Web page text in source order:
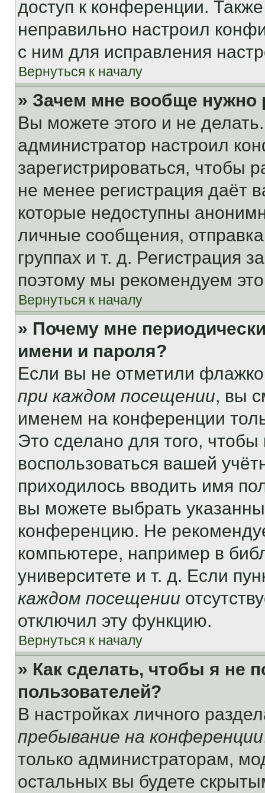
доступ к конференции.
неправильно настроил
с ним для исправления
Вернуться к началу
» Зачем мне вообще нужно
Вы можете этого и не
администратор настроил
зарегистрироваться, чтобы
не менее регистрация даёт
которые недоступны
личные сообщения,
группах и т. д. Регистрация
поэтому мы рекомендуем
Вернуться к началу
» Почему мне
имени и пароля?
Если вы не отметили
при каждом посещении, вы
именем на конференции
Это сделано для того, чтобы
воспользоваться вашей
приходилось вводить имя
вы можете выбрать
конференцию. Не
компьютере, например в
университете и т. д. Если
каждом посещении
отключил эту функцию.
Вернуться к началу
» Как сделать, чтобы я не
пользователей?
В настройках личного
пребывание на конференции
только администраторам,
остальных вы будете